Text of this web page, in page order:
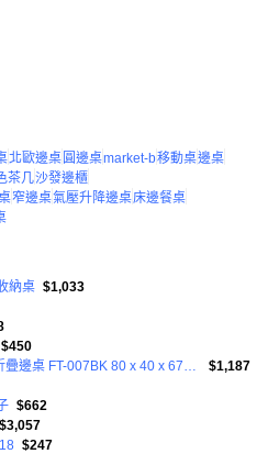
北歐邊桌圓邊桌market-b移動桌邊桌
茶几沙發邊櫃
窄邊桌氣壓升降邊桌床邊餐桌
納桌 $1,033
$450
AOTTO 創意傢俱 多功能可升降折疊邊桌 FT-007BK 80 x 40 x 67~91cm
$1,187
$662
$3,057
$247